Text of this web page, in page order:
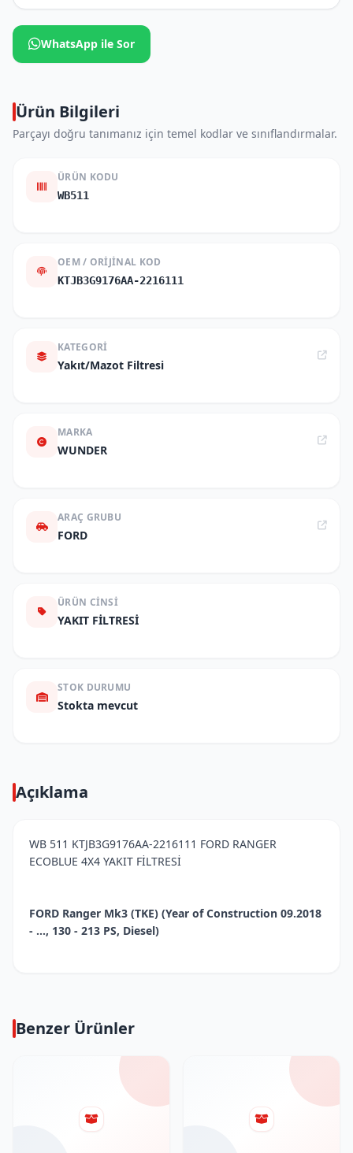
WhatsApp ile Sor
Ürün Bilgileri
Parçayı doğru tanımanız için temel kodlar ve sınıflandırmalar.
ÜRÜN KODU
WB511
OEM / ORIJINAL KOD
KTJB3G9176AA-2216111
KATEGORI
Yakıt/Mazot Filtresi
MARKA
WUNDER
ARAÇ GRUBU
FORD
ÜRÜN CINSI
YAKIT FİLTRESİ
STOK DURUMU
Stokta mevcut
Açıklama
WB 511 KTJB3G9176AA-2216111 FORD RANGER
ECOBLUE 4X4 YAKIT FİLTRESİ
FORD Ranger Mk3 (TKE) (Year of Construction 09.2018
- ..., 130 - 213 PS, Diesel)
Benzer Ürünler